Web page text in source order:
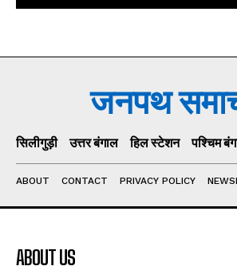
जनपथ
सिलीगुड़ी उत्तर बंगाल हिल स्टेशन पश्चिम
ABOUT CONTACT PRIVACY POLICY
ABOUT US